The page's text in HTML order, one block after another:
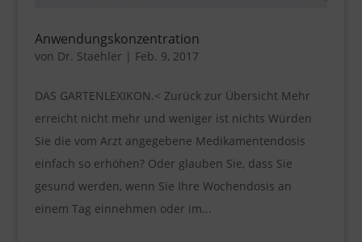
Anwendungskonzentration
von Dr. Staehler | Feb. 9, 2017
DAS GARTENLEXIKON.< Zurück zur Übersicht Mehr
erreicht nicht mehr und weniger ist nichts Würden
Sie die vom Arzt angegebene Medikamentendosis
einfach so erhöhen? Oder glauben Sie, dass Sie
gesund werden, wenn Sie Ihre Wochendosis an
einem Tag einnehmen oder im...